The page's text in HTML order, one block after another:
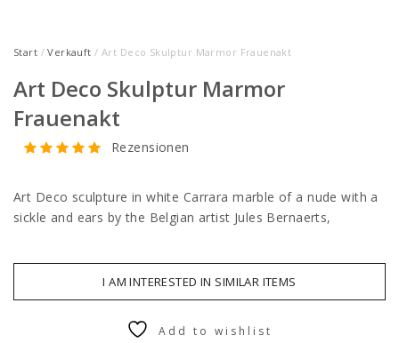
Start /Verkauft / Art Deco Skulptur Marmor Frauenakt
Art Deco Skulptur Marmor
Frauenakt
Rezensionen
Art Deco sculpture in white Carrara marble of a nude with a
sickle and ears by the Belgian artist Jules Bernaerts,
I AM INTERESTED IN SIMILAR ITEMS
Add to wishlist